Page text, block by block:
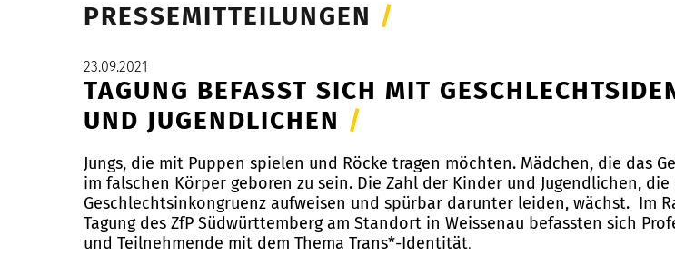
PRESSEMITTEILUNGEN /
23.09.2021
TAGUNG BEFASST SICH MIT
UND JUGENDLICHEN /
Jungs, die mit Puppen spielen und Röcke tragen möchten. Mädchen, die das
im falschen Körper geboren zu sein. Die Zahl der Kinder und Jugendlichen, die
Geschlechtsinkongruenz aufweisen und spürbar darunter leiden, wächst. Im
Tagung des ZfP Südwürttemberg am Standort in Weissenau befassten sich
und Teilnehmende mit dem Thema Trans*-Identität.